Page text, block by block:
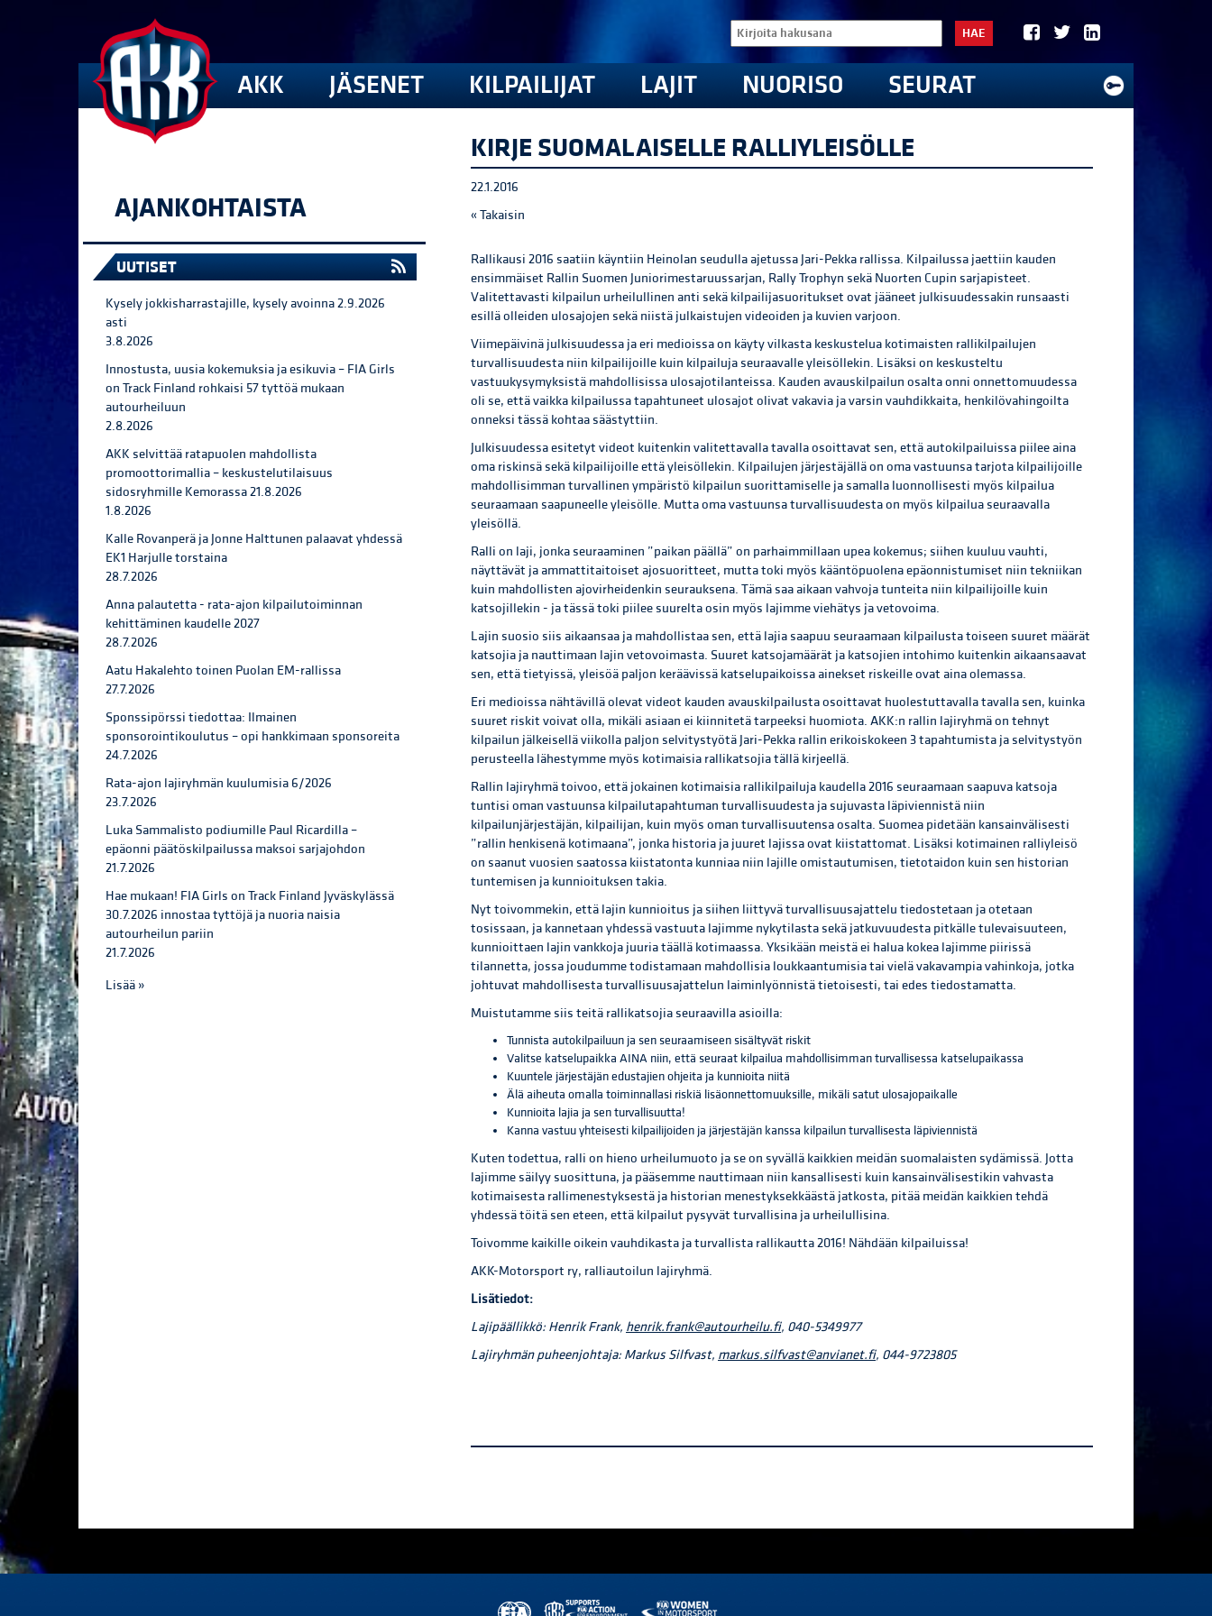
HAE
AKK JÄSENET KILPAILIJAT LAJIT NUORISO SEURAT
AJANKOHTAISTA
UUTISET
Kysely jokkisharrastajille, kysely avoinna 2.9.2026
asti
3.8.2026
Innostusta, uusia kokemuksia ja esikuvia – FIA Girls
on Track Finland rohkaisi 57 tyttöä mukaan
autourheiluun
2.8.2026
AKK selvittää ratapuolen mahdollista
promoottorimallia – keskustelutilaisuus
sidosryhmille Kemorassa 21.8.2026
1.8.2026
Kalle Rovanperä ja Jonne Halttunen palaavat yhdessä
EK1 Harjulle torstaina
28.7.2026
Anna palautetta - rata-ajon kilpailutoiminnan
kehittäminen kaudelle 2027
28.7.2026
Aatu Hakalehto toinen Puolan EM-rallissa
27.7.2026
Sponssipörssi tiedottaa: Ilmainen
sponsorointikoulutus – opi hankkimaan sponsoreita
24.7.2026
Rata-ajon lajiryhmän kuulumisia 6/2026
23.7.2026
Luka Sammalisto podiumille Paul Ricardilla –
epäonni päätöskilpailussa maksoi sarjajohdon
21.7.2026
Hae mukaan! FIA Girls on Track Finland Jyväskylässä
30.7.2026 innostaa tyttöjä ja nuoria naisia
autourheilun pariin
21.7.2026
Lisää »
KIRJE SUOMALAISELLE RALLIYLEISÖLLE
22.1.2016
« Takaisin
Rallikausi 2016 saatiin käyntiin Heinolan seudulla ajetussa Jari-Pekka rallissa. Kilpailussa jaettiin kauden
ensimmäiset Rallin Suomen Juniorimestaruussarjan, Rally Trophyn sekä Nuorten Cupin sarjapisteet.
Valitettavasti kilpailun urheilullinen anti sekä kilpailijasuoritukset ovat jääneet julkisuudessakin runsaasti
esillä olleiden ulosajojen sekä niistä julkaistujen videoiden ja kuvien varjoon.
Viimepäivinä julkisuudessa ja eri medioissa on käyty vilkasta keskustelua kotimaisten rallikilpailujen
turvallisuudesta niin kilpailijoille kuin kilpailuja seuraavalle yleisöllekin. Lisäksi on keskusteltu
vastuukysymyksistä mahdollisissa ulosajotilanteissa. Kauden avauskilpailun osalta onni onnettomuudessa
oli se, että vaikka kilpailussa tapahtuneet ulosajot olivat vakavia ja varsin vauhdikkaita, henkilövahingoilta
onneksi tässä kohtaa säästyttiin.
Julkisuudessa esitetyt videot kuitenkin valitettavalla tavalla osoittavat sen, että autokilpailuissa piilee aina
oma riskinsä sekä kilpailijoille että yleisöllekin. Kilpailujen järjestäjällä on oma vastuunsa tarjota kilpailijoille
mahdollisimman turvallinen ympäristö kilpailun suorittamiselle ja samalla luonnollisesti myös kilpailua
seuraamaan saapuneelle yleisölle. Mutta oma vastuunsa turvallisuudesta on myös kilpailua seuraavalla
yleisöllä.
Ralli on laji, jonka seuraaminen ”paikan päällä” on parhaimmillaan upea kokemus; siihen kuuluu vauhti,
näyttävät ja ammattitaitoiset ajosuoritteet, mutta toki myös kääntöpuolena epäonnistumiset niin tekniikan
kuin mahdollisten ajovirheidenkin seurauksena. Tämä saa aikaan vahvoja tunteita niin kilpailijoille kuin
katsojillekin - ja tässä toki piilee suurelta osin myös lajimme viehätys ja vetovoima.
Lajin suosio siis aikaansaa ja mahdollistaa sen, että lajia saapuu seuraamaan kilpailusta toiseen suuret määrät
katsojia ja nauttimaan lajin vetovoimasta. Suuret katsojamäärät ja katsojien intohimo kuitenkin aikaansaavat
sen, että tietyissä, yleisöä paljon keräävissä katselupaikoissa ainekset riskeille ovat aina olemassa.
Eri medioissa nähtävillä olevat videot kauden avauskilpailusta osoittavat huolestuttavalla tavalla sen, kuinka
suuret riskit voivat olla, mikäli asiaan ei kiinnitetä tarpeeksi huomiota. AKK:n rallin lajiryhmä on tehnyt
kilpailun jälkeisellä viikolla paljon selvitystyötä Jari-Pekka rallin erikoiskokeen 3 tapahtumista ja selvitystyön
perusteella lähestymme myös kotimaisia rallikatsojia tällä kirjeellä.
Rallin lajiryhmä toivoo, että jokainen kotimaisia rallikilpailuja kaudella 2016 seuraamaan saapuva katsoja
tuntisi oman vastuunsa kilpailutapahtuman turvallisuudesta ja sujuvasta läpiviennistä niin
kilpailunjärjestäjän, kilpailijan, kuin myös oman turvallisuutensa osalta. Suomea pidetään kansainvälisesti
”rallin henkisenä kotimaana”, jonka historia ja juuret lajissa ovat kiistattomat. Lisäksi kotimainen ralliyleisö
on saanut vuosien saatossa kiistatonta kunniaa niin lajille omistautumisen, tietotaidon kuin sen historian
tuntemisen ja kunnioituksen takia.
Nyt toivommekin, että lajin kunnioitus ja siihen liittyvä turvallisuusajattelu tiedostetaan ja otetaan
tosissaan, ja kannetaan yhdessä vastuuta lajimme nykytilasta sekä jatkuvuudesta pitkälle tulevaisuuteen,
kunnioittaen lajin vankkoja juuria täällä kotimaassa. Yksikään meistä ei halua kokea lajimme piirissä
tilannetta, jossa joudumme todistamaan mahdollisia loukkaantumisia tai vielä vakavampia vahinkoja, jotka
johtuvat mahdollisesta turvallisuusajattelun laiminlyönnistä tietoisesti, tai edes tiedostamatta.
Muistutamme siis teitä rallikatsojia seuraavilla asioilla:
Tunnista autokilpailuun ja sen seuraamiseen sisältyvät riskit
Valitse katselupaikka AINA niin, että seuraat kilpailua mahdollisimman turvallisessa katselupaikassa
Kuuntele järjestäjän edustajien ohjeita ja kunnioita niitä
Älä aiheuta omalla toiminnallasi riskiä lisäonnettomuuksille, mikäli satut ulosajopaikalle
Kunnioita lajia ja sen turvallisuutta!
Kanna vastuu yhteisesti kilpailijoiden ja järjestäjän kanssa kilpailun turvallisesta läpiviennistä
Kuten todettua, ralli on hieno urheilumuoto ja se on syvällä kaikkien meidän suomalaisten sydämissä. Jotta
lajimme säilyy suosittuna, ja pääsemme nauttimaan niin kansallisesti kuin kansainvälisestikin vahvasta
kotimaisesta rallimenestyksestä ja historian menestyksekkäästä jatkosta, pitää meidän kaikkien tehdä
yhdessä töitä sen eteen, että kilpailut pysyvät turvallisina ja urheilullisina.
Toivomme kaikille oikein vauhdikasta ja turvallista rallikautta 2016! Nähdään kilpailuissa!
AKK-Motorsport ry, ralliautoilun lajiryhmä.
Lisätiedot:
Lajipäällikkö: Henrik Frank, henrik.frank@autourheilu.fi, 040-5349977
Lajiryhmän puheenjohtaja: Markus Silfvast, markus.silfvast@anvianet.fi, 044-9723805